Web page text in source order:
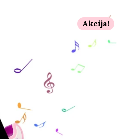
Akcija!